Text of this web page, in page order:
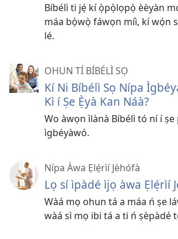
Bíbélì ti jẹ́ kí ọ̀pọ̀lọpọ̀ èèyàn
máa bọ̀wọ̀ fáwọn míì, kí wọ́n
lé.
OHUN TÍ BÍBÉLÌ SỌ
Kí Ni Bíbélì Sọ Nípa
Kì í Ṣe Ẹ̀yà Kan Náà?
Wo àwọn ìlànà Bíbélì tó ní í
ìgbéyàwó.
Nípa Àwa Ẹlẹ́rìí Jèhófà
Lọ sí ìpàdé ìjọ àwa Ẹlẹ́rìí
Wàá mọ ohun tá a máa ń ṣe
wàá sì mọ ibi tá a ti ń ṣèpàdé